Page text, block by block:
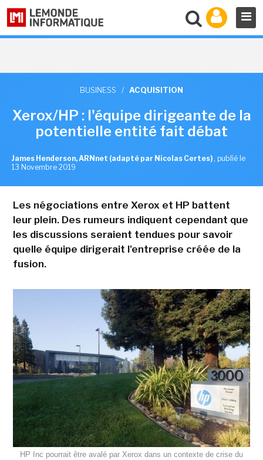
BUSINESS / ACQUISITION
Xerox/HP : l'équipe dirigeante de la
potentielle entité fait débat
James Henderson, ARNnet (adapté par Nicolas Certes) , publié le
13 Novembre 2019
Les négociations entre Xerox et HP battent
leur plein. Des rumeurs indiquent cependant que
les discussions seraient tendues pour savoir
quelle équipe dirigerait l'entreprise créée de la
fusion.
HP Inc pourrait être avalé par Xerox dans un contexte de crise du